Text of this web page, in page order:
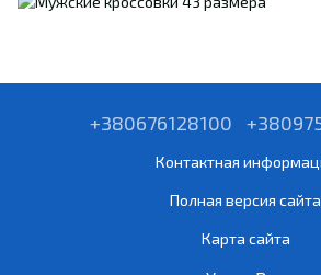
+380676128100
Контактная
Полная версия сайта
Карта сайта